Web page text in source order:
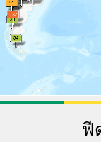
ฟี